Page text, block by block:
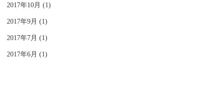
2017年10月 (1)
2017年9月 (1)
2017年7月 (1)
2017年6月 (1)